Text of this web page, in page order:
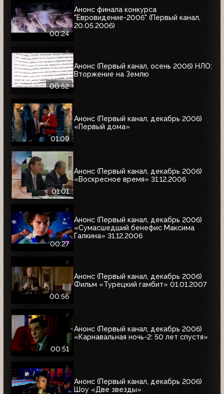
00:24
Анонс финала конкурса
"Евровидение-2006" (Первый канал,
20.05.2006)
00:52
Анонс (Первый канал, осень 2006) НЛО:
Вторжение на Землю
01:09
Анонс (Первый канал, декабрь 2006)
«Первый дома»
01:01
Анонс (Первый канал, декабрь 2006)
«Воскресное время» 31.12.2006
00:27
Анонс (Первый канал, декабрь 2006)
«Сумасшедший бенефис Максима
Галкина» 31.12.2006
00:56
Анонс (Первый канал, декабрь 2006)
Фильм «Турецкий гамбит» 01.01.2007
00:51
Анонс (Первый канал, декабрь 2006)
«Карнавальная ночь-2: 50 лет спустя»
Анонс (Первый канал, декабрь 2006)
Шоу «Две звезды»